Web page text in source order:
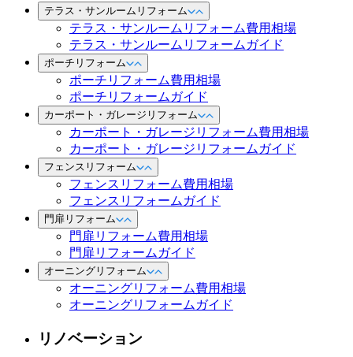
テラス・サンルームリフォーム
テラス・サンルームリフォーム費用相場
テラス・サンルームリフォームガイド
ポーチリフォーム
ポーチリフォーム費用相場
ポーチリフォームガイド
カーポート・ガレージリフォーム
カーポート・ガレージリフォーム費用相場
カーポート・ガレージリフォームガイド
フェンスリフォーム
フェンスリフォーム費用相場
フェンスリフォームガイド
門扉リフォーム
門扉リフォーム費用相場
門扉リフォームガイド
オーニングリフォーム
オーニングリフォーム費用相場
オーニングリフォームガイド
リノベーション